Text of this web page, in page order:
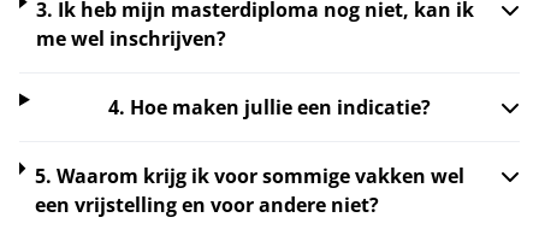
3. Ik heb mijn masterdiploma nog niet, kan ik
me wel inschrijven?
4. Hoe maken jullie een indicatie?
5. Waarom krijg ik voor sommige vakken wel
een vrijstelling en voor andere niet?